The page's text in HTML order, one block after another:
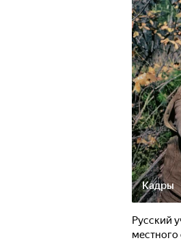
Кадры
Русский
местного